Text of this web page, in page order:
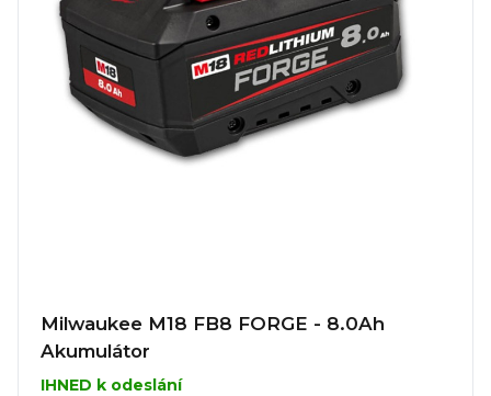
Milwaukee M18 FB8 FORGE - 8.0Ah
Akumulátor
IHNED k odeslání